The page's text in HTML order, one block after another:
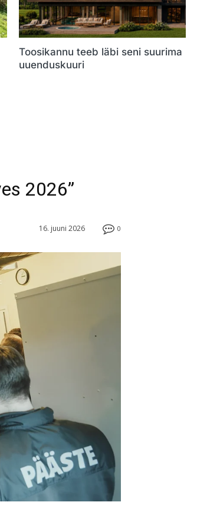
Toosikannu teeb läbi seni suurima
uuenduskuuri